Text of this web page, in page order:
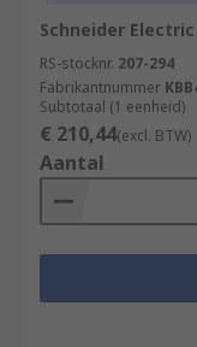
Schneider
RS-stocknr. 207-294
Fabrikantnummer
Subtotaal (1 eenheid)
€ 210,44(excl. BTW)
Aantal